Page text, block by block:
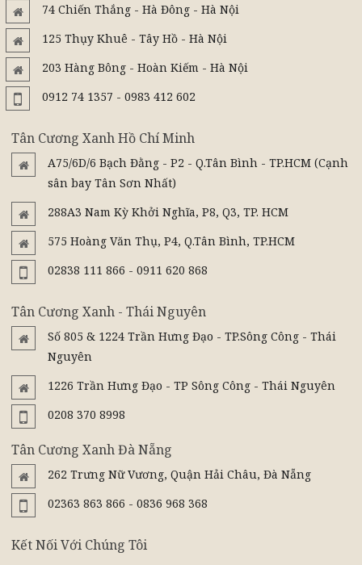
74 Chiến Thắng - Hà Đông - Hà Nội
125 Thụy Khuê - Tây Hồ - Hà Nội
203 Hàng Bông - Hoàn Kiếm - Hà Nội
0912 74 1357 - 0983 412 602
Tân Cương Xanh Hồ Chí Minh
A75/6D/6 Bạch Đằng - P2 - Q.Tân Bình - TP.HCM (Cạnh
sân bay Tân Sơn Nhất)
288A3 Nam Kỳ Khởi Nghĩa, P8, Q3, TP. HCM
575 Hoàng Văn Thụ, P4, Q.Tân Bình, TP.HCM
02838 111 866 - 0911 620 868
Tân Cương Xanh - Thái Nguyên
Số 805 & 1224 Trần Hưng Đạo - TP.Sông Công - Thái
Nguyên
1226 Trần Hưng Đạo - TP Sông Công - Thái Nguyên
0208 370 8998
Tân Cương Xanh Đà Nẵng
262 Trưng Nữ Vương, Quận Hải Châu, Đà Nẵng
02363 863 866 - 0836 968 368
Kết Nối Với Chúng Tôi